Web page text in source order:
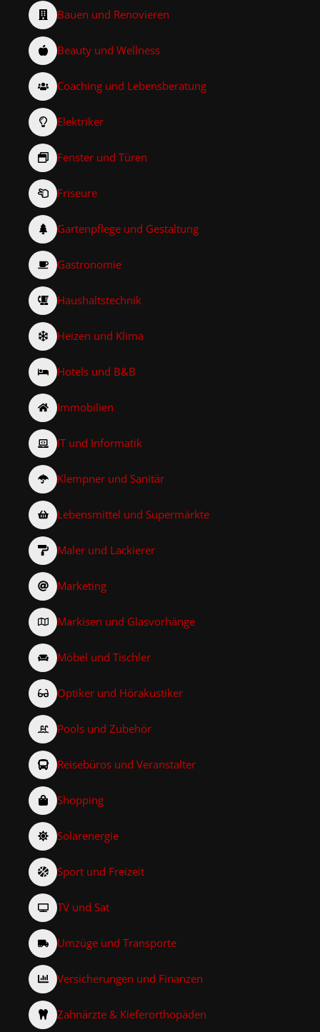
Bauen und Renovieren
Beauty und Wellness
Coaching und Lebensberatung
Elektriker
Fenster und Türen
Friseure
Gartenpflege und Gestaltung
Gastronomie
Haushaltstechnik
Heizen und Klima
Hotels und B&B
Immobilien
IT und Informatik
Klempner und Sanitär
Lebensmittel und Supermärkte
Maler und Lackierer
Marketing
Markisen und Glasvorhänge
Möbel und Tischler
Optiker und Hörakustiker
Pools und Zubehör
Reisebüros und Veranstalter
Shopping
Solarenergie
Sport und Freizeit
TV und Sat
Umzüge und Transporte
Versicherungen und Finanzen
Zahnärzte & Kieferorthopäden